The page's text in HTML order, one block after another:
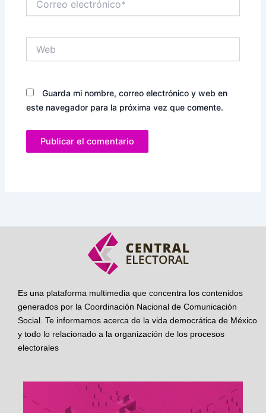
electrónico*
Guarda mi nombre, correo electrónico y web en
este navegador para la próxima vez que comente.
Es una plataforma multimedia que concentra los contenidos
generados por la Coordinación Nacional de Comunicación
Social. Te informamos acerca de la vida democrática de México
y todo lo relacionado a la organización de los procesos
electorales